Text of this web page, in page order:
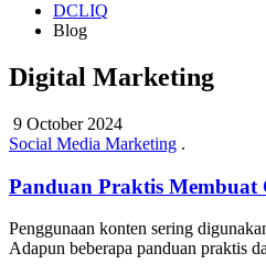
DCLIQ
Blog
Digital Marketing
9 October 2024
Social Media Marketing .
Panduan Praktis Membuat
Penggunaan konten sering
Adapun beberapa panduan praktis